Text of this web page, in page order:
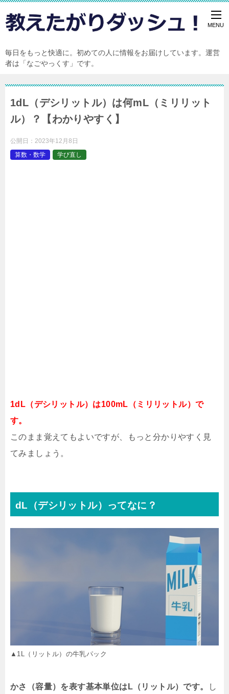
毎日をもっと快適に。初めての人に情報をお届けしています。運営
者は「なごやっくす」です。
1dL（デシリットル）は何mL（ミリリット
ル）？【わかりやすく】
公開日： 2023年12月8日
算数・数学
学び直し
1dL（デシリットル）は100mL（ミリリットル）で
す。
このまま覚えてもよいですが、もっと分かりやすく見
てみましょう。
dL（デシリットル）ってなに？
▲1L（リットル）の牛乳パック
かさ（容量）を表す基本単位はL（リットル）です。
し